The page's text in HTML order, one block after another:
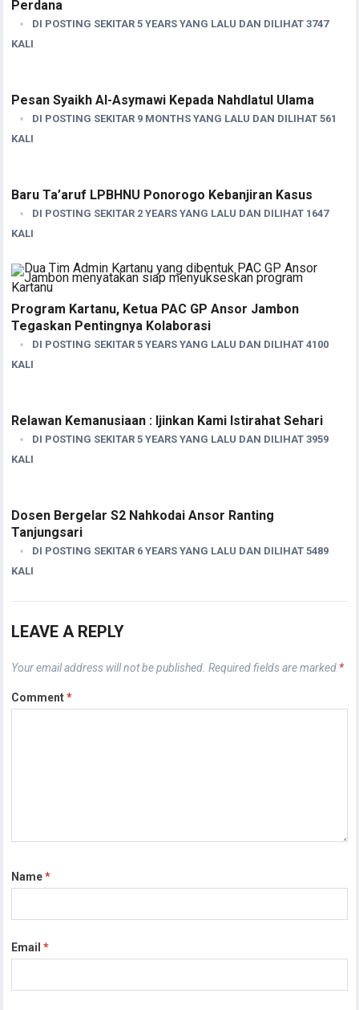
Perdana
DI POSTING SEKITAR 5 YEARS YANG LALU DAN DILIHAT 3747
KALI
Pesan Syaikh Al-Asymawi Kepada Nahdlatul Ulama
DI POSTING SEKITAR 9 MONTHS YANG LALU DAN DILIHAT 561
KALI
Baru Ta’aruf LPBHNU Ponorogo Kebanjiran Kasus
DI POSTING SEKITAR 2 YEARS YANG LALU DAN DILIHAT 1647
KALI
Program Kartanu, Ketua PAC GP Ansor Jambon
Tegaskan Pentingnya Kolaborasi
DI POSTING SEKITAR 5 YEARS YANG LALU DAN DILIHAT 4100
KALI
Relawan Kemanusiaan : Ijinkan Kami Istirahat Sehari
DI POSTING SEKITAR 5 YEARS YANG LALU DAN DILIHAT 3959
KALI
Dosen Bergelar S2 Nahkodai Ansor Ranting
Tanjungsari
DI POSTING SEKITAR 6 YEARS YANG LALU DAN DILIHAT 5489
KALI
LEAVE A REPLY
Your email address will not be published. Required fields are marked *
Comment*
Name*
Email*